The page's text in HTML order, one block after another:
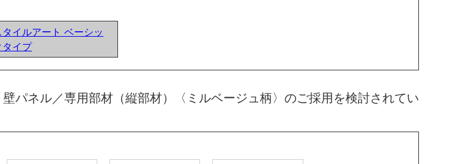
タイルアート ベーシッ
タイプ
ネル／専用部材（縦部材）〈ミルベージュ柄〉のご採用を検討されてい